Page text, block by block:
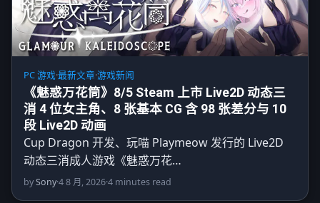
PC 游戏·最新文章·游戏新闻
《魅惑万花筒》8/5 Steam 上市 Live2D 动态三
消 4 位女主角、8 张基本 CG 含 98 张差分与 10
段 Live2D 动画
Cup Dragon 开发、玩喵 Playmeow 发行的 Live2D
动态三消成人游戏《魅惑万花…
bySony·4 8 月, 2026·4 minutes read